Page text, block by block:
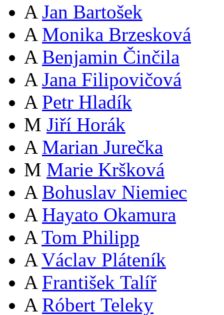
A Jan Bartošek
A Monika Brzesková
A Benjamin Činčila
A Jana Filipovičová
A Petr Hladík
M Jiří Horák
A Marian Jurečka
M Marie Kršková
A Bohuslav Niemiec
A Hayato Okamura
A Tom Philipp
A Václav Pláteník
A František Talíř
A Róbert Teleky